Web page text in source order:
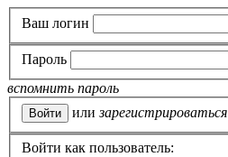
Ваш логин
Пароль
вспомнить пароль
или зарегистрироваться
Войти как пользователь: